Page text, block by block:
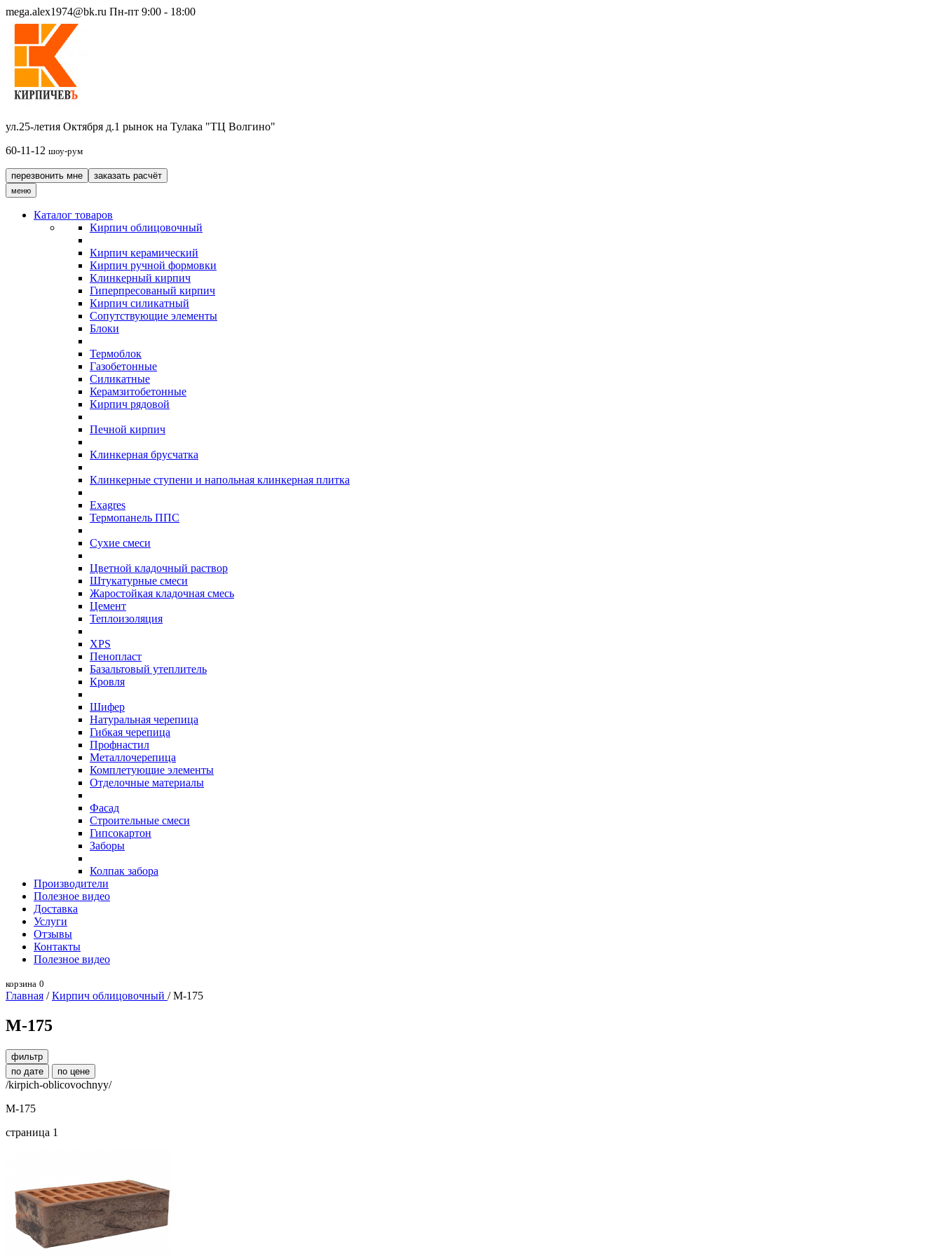
mega.alex1974@bk.ru Пн-пт 9:00 - 18:00
ул.25-летия Октября д.1 рынок на Тулака "ТЦ Волгино"
60-11-12 шоу-рум
перезвонить мне заказать расчёт
меню
Каталог товаров
Кирпич облицовочный
Кирпич керамический
Кирпич ручной формовки
Клинкерный кирпич
Гиперпресованый кирпич
Кирпич силикатный
Сопутствующие элементы
Блоки
Термоблок
Газобетонные
Силикатные
Керамзитобетонные
Кирпич рядовой
Печной кирпич
Клинкерная брусчатка
Клинкерные ступени и напольная клинкерная плитка
Exagres
Термопанель ППС
Сухие смеси
Цветной кладочный раствор
Штукатурные смеси
Жаростойкая кладочная смесь
Цемент
Теплоизоляция
XPS
Пенопласт
Базальтовый утеплитель
Кровля
Шифер
Натуральная черепица
Гибкая черепица
Профнастил
Металлочерепица
Комплетующие элементы
Отделочные материалы
Фасад
Строительные смеси
Гипсокартон
Заборы
Колпак забора
Производители
Полезное видео
Доставка
Услуги
Отзывы
Контакты
Полезное видео
корзина 0
Главная /Кирпич облицовочный / М-175
М-175
фильтр
по дате
по цене
/kirpich-oblicovochnyy/
М-175
страница 1